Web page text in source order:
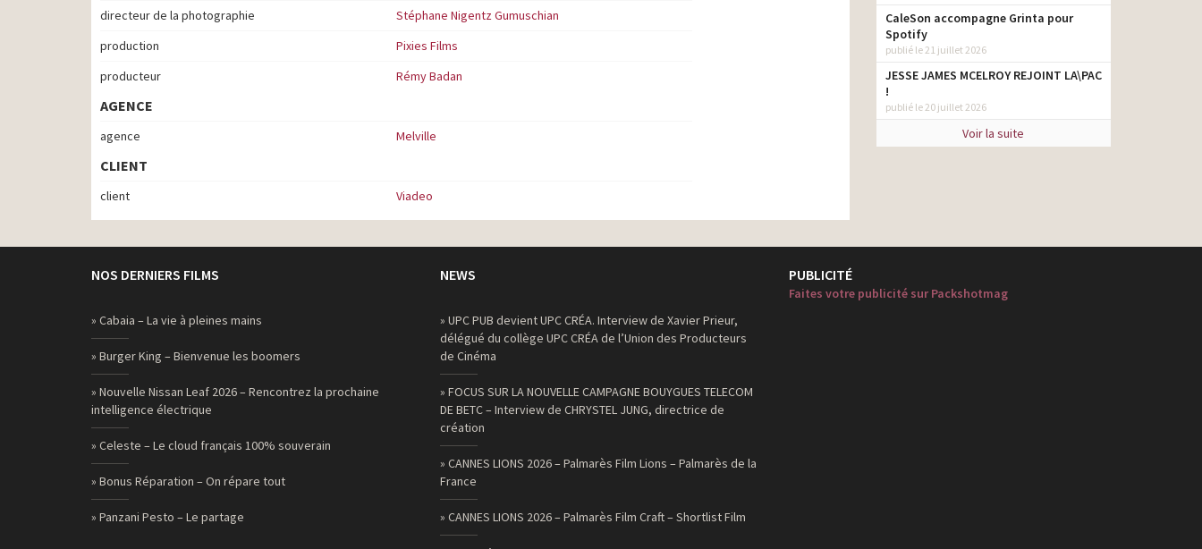
directeur de la photographie
Stéphane Nigentz Gumuschian
production
Pixies Films
producteur
Rémy Badan
AGENCE
agence Melville
CLIENT
client Viadeo
CaleSon accompagne Grinta pour
Spotify
publié le 21 juillet 2026
JESSE JAMES MCELROY REJOINT LA\PAC
!
publié le 20 juillet 2026
Voir la suite
NOS DERNIERS FILMS
» Cabaia – La vie à pleines mains
» Burger King – Bienvenue les boomers
» Nouvelle Nissan Leaf 2026 – Rencontrez la prochaine
intelligence électrique
» Celeste – Le cloud français 100% souverain
» Bonus Réparation – On répare tout
» Panzani Pesto – Le partage
NEWS
» UPC PUB devient UPC CRÉA. Interview de Xavier Prieur,
délégué du collège UPC CRÉA de l’Union des Producteurs
de Cinéma
» FOCUS SUR LA NOUVELLE CAMPAGNE BOUYGUES TELECOM
DE BETC – Interview de CHRYSTEL JUNG, directrice de
création
» CANNES LIONS 2026 – Palmarès Film Lions – Palmarès de la
France
» CANNES LIONS 2026 – Palmarès Film Craft – Shortlist Film
PUBLICITÉ
Faites votre publicité sur Packshotmag